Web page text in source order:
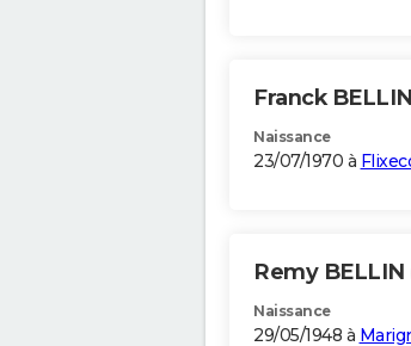
Franck BELLIN
Naissance
23/07/1970 à
Remy BELLIN
Naissance
29/05/1948 à